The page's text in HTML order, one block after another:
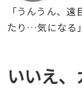
「うんうん、
たり…気になる」
いいえ、